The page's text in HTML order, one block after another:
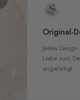
Original-
Jedes
Liebe zum
angefertigt.